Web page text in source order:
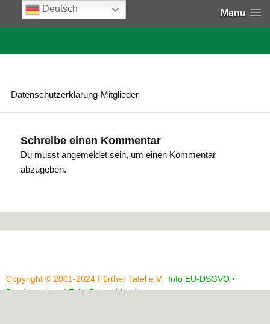
Menu
Datenschutzerklärung-Mitglieder
Schreibe einen Kommentar
Du musstangemeldet sein, um einen Kommentar
abzugeben.
Copyright © 2001-2024 Fürther Tafel e.V. Info EU-DSGVO •
Bundesverband Tafel Deutschland
Deutsch